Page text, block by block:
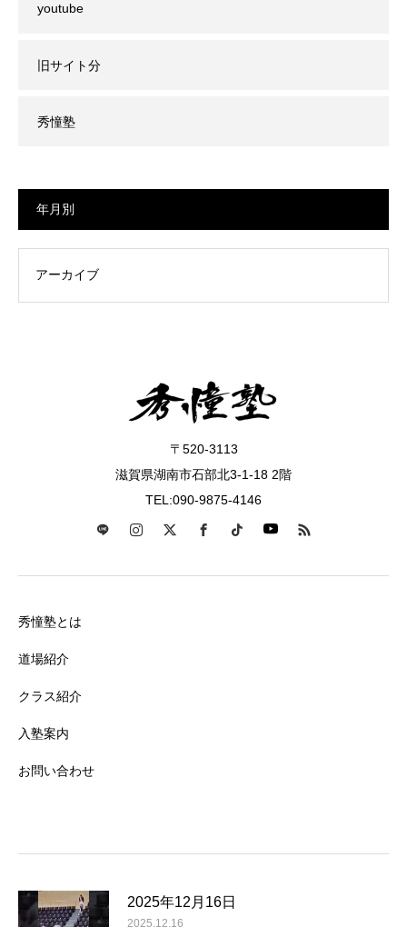
youtube
旧サイト分
秀憧塾
年月別
〒520-3113
滋賀県湖南市石部北3-1-18 2階
TEL:090-9875-4146
秀憧塾とは
道場紹介
クラス紹介
入塾案内
お問い合わせ
2025年12月16日
2025.12.16